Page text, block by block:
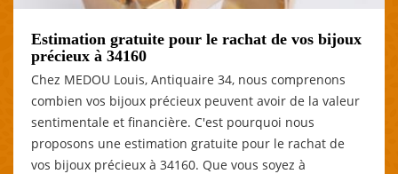
Estimation gratuite pour le rachat de vos bijoux
précieux à 34160
Chez MEDOU Louis, Antiquaire 34, nous comprenons
combien vos bijoux précieux peuvent avoir de la valeur
sentimentale et financière. C'est pourquoi nous
proposons une estimation gratuite pour le rachat de
vos bijoux précieux à 34160. Que vous soyez à